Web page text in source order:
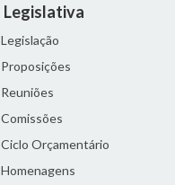
Legislativa
Legislação
Proposições
Reuniões
Comissões
Ciclo Orçamentário
Homenagens